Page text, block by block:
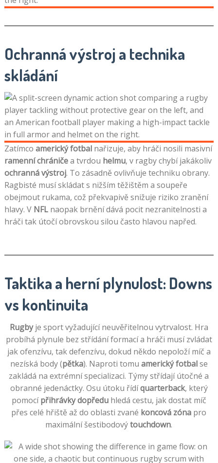
Ochranná výstroj a technika
skládání
Zatímco americký fotbalnařizuje, aby hráči nosili masivní
ramenní chráničea tvrdou helmu, v ragby chybí jakákoliv
ochranná výstroj. To zásadně ovlivňuje techniku obrany.
Ragbisté musí skládat s nižším těžištěm a soupeře
obejmout rukama, což překvapivě snižuje riziko zranění
hlavy. V NFLnaopak brnění dává pocit nezranitelnosti a
hráči tak útočí obrovskou silou často hlavou napřed.
Taktika a herní plynulost: Downs
vs kontinuita
Rugbyje sport vyžadující neuvěřitelnou vytrvalost. Hra
probíhá plynule bez střídání formací a hráči musí zvládat
jak ofenzívu, tak defenzívu, dokud někdo nepoloží míč a
nezíská body (pětka). Naproti tomu americký fotbalse
zakládá na extrémní specializaci. Týmy střídají útočné a
obranné jedenáctky. Osu útoku řídíquarterback, který
pomocípřihrávky dopředuhledá cestu, jak dostat míč
přes celé hřiště až do oblasti zvané koncová zóna pro
maximální šestibodovýtouchdown.